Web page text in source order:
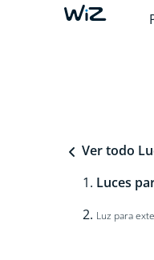
Ver todo
Luces
Luz para